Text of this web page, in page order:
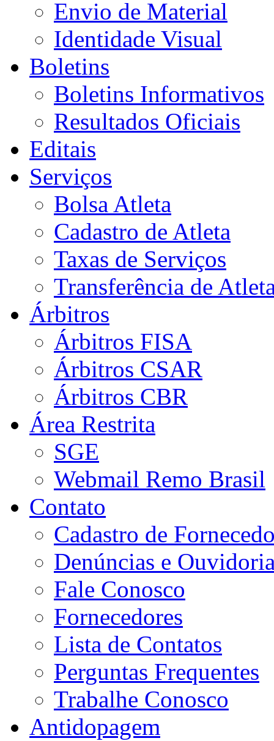
Envio de Material
Identidade Visual
Boletins
Boletins Informativos
Resultados Oficiais
Editais
Serviços
Bolsa Atleta
Cadastro de Atleta
Taxas de Serviços
Transferência de
Árbitros
Árbitros FISA
Árbitros CSAR
Árbitros CBR
Área Restrita
SGE
Webmail Remo Brasil
Contato
Cadastro de
Denúncias e
Fale Conosco
Fornecedores
Lista de Contatos
Perguntas Frequentes
Trabalhe Conosco
Antidopagem